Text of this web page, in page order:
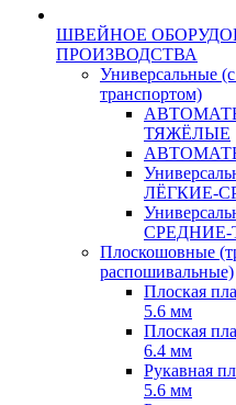
ШВЕЙНОЕ
ПРОИЗВОДСТВА
Универсальные
транспортом)
ТЯЖЁЛЫЕ
ЛЁГКИЕ-
Плоскошовные
распошивальные)
Плоская
5.6 мм
Плоская
6.4 мм
Рукавная
5.6 мм